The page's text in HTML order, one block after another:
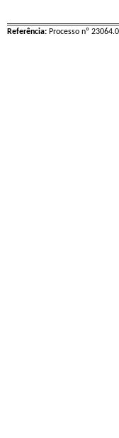
Referência: Processo nº